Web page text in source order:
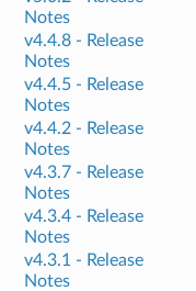
Notes
v4.4.8 - Release
Notes
v4.4.5 - Release
Notes
v4.4.2 - Release
Notes
v4.3.7 - Release
Notes
v4.3.4 - Release
Notes
v4.3.1 - Release
Notes